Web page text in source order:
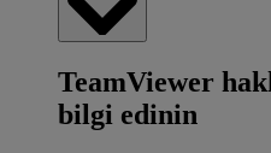
TeamViewer
bilgi edinin